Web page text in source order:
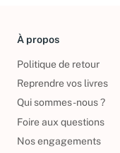
À propos
Politique de retour
Reprendre vos livres
Qui sommes-nous ?
Foire aux questions
Nos engagements